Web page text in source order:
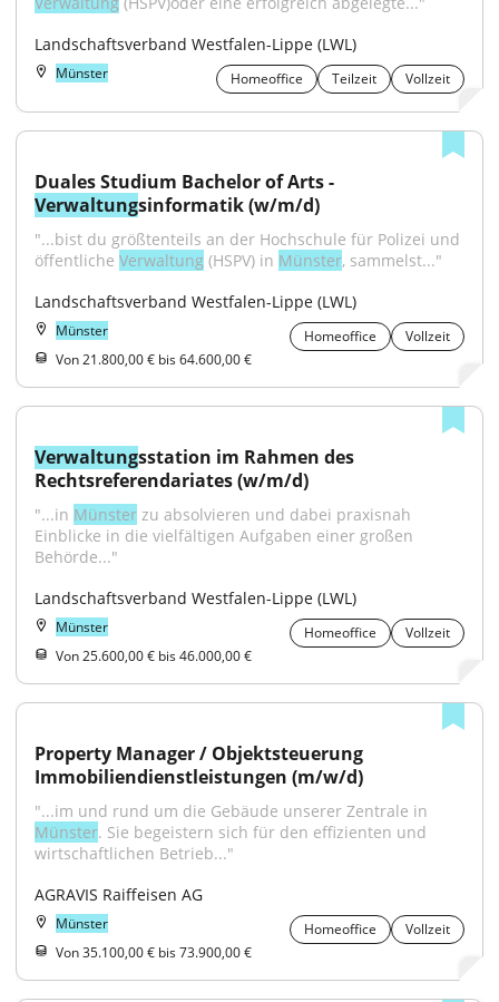
Landschaftsverband Westfalen-Lippe (LWL)
Münster Homeoffice Teilzeit Vollzeit
Verwaltungsinformatik (w/m/d)
"...bist du größtenteils an der Hochschule für Polizei und
öffentliche Verwaltung (HSPV) in Münster, sammelst..."
Landschaftsverband Westfalen-Lippe (LWL)
Münster Homeoffice
Vollzeit
Von 21.800,00 € bis 64.600,00 €
Verwaltungsstation im Rahmen des
Rechtsreferendariates (w/m/d)
"...in Münster zu absolvieren und dabei praxisnah
Einblicke in die vielfältigen Aufgaben einer großen
Behörde..."
Landschaftsverband Westfalen-Lippe (LWL)
Münster Homeoffice
Vollzeit
Von 25.600,00 € bis 46.000,00 €
Property Manager / Objektsteuerung
Immobiliendienstleistungen (m/w/d)
Münster. Sie begeistern sich für den effizienten und
wirtschaftlichen Betrieb..."
AGRAVIS Raiffeisen AG
Münster Homeoffice
Vollzeit
Von 35.100,00 € bis 73.900,00 €